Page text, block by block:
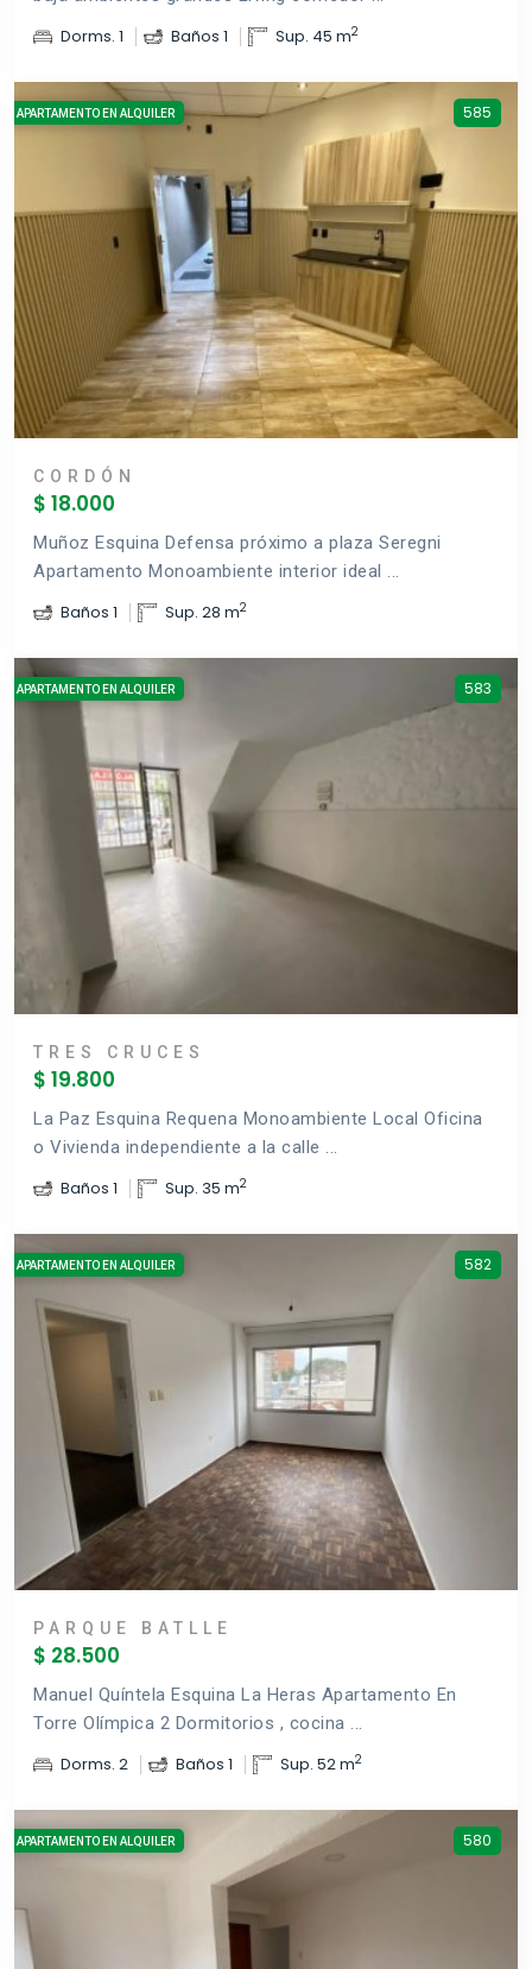
Dorms. 1 Baños 1 Sup. 45 m2
APARTAMENTO EN ALQUILER 585
CORDÓN
$ 18.000
Muñoz Esquina Defensa próximo a plaza Seregni
Apartamento Monoambiente interior ideal ...
Baños 1 Sup. 28 m2
APARTAMENTO EN ALQUILER 583
TRES CRUCES
$ 19.800
La Paz Esquina Requena Monoambiente Local Oficina
o Vivienda independiente a la calle ...
Baños 1 Sup. 35 m2
APARTAMENTO EN ALQUILER 582
PARQUE BATLLE
$ 28.500
Manuel Quíntela Esquina La Heras Apartamento En
Torre Olímpica 2 Dormitorios , cocina ...
Dorms. 2 Baños 1 Sup. 52 m2
APARTAMENTO EN ALQUILER 580